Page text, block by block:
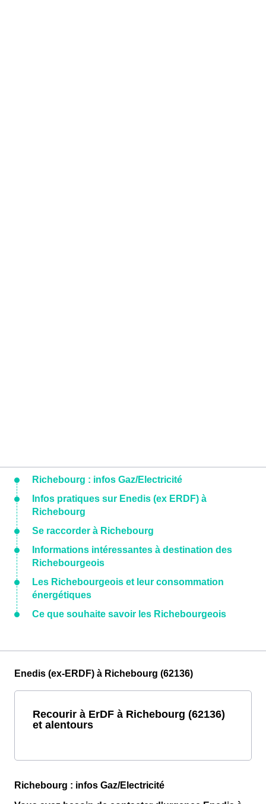
Richebourg : infos Gaz/Electricité
Infos pratiques sur Enedis (ex ERDF) à
Richebourg
Se raccorder à Richebourg
Informations intéressantes à destination des
Richebourgeois
Les Richebourgeois et leur consommation
énergétiques
Ce que souhaite savoir les Richebourgeois
Enedis (ex-ERDF) à Richebourg (62136)
Recourir à ErDF à Richebourg (62136)
et alentours
Richebourg : infos Gaz/Electricité